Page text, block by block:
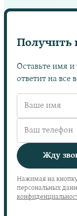
Получить
Оставьте имя
ответит на все
Жду
Нажимая на
персональных